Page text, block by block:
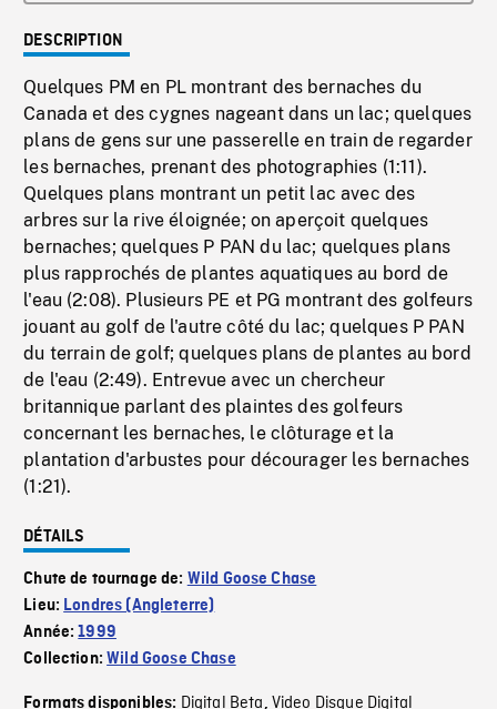
DESCRIPTION
Quelques PM en PL montrant des bernaches du
Canada et des cygnes nageant dans un lac; quelques
plans de gens sur une passerelle en train de regarder
les bernaches, prenant des photographies (1:11).
Quelques plans montrant un petit lac avec des
arbres sur la rive éloignée; on aperçoit quelques
bernaches; quelques P PAN du lac; quelques plans
plus rapprochés de plantes aquatiques au bord de
l'eau (2:08). Plusieurs PE et PG montrant des golfeurs
jouant au golf de l'autre côté du lac; quelques P PAN
du terrain de golf; quelques plans de plantes au bord
de l'eau (2:49). Entrevue avec un chercheur
britannique parlant des plaintes des golfeurs
concernant les bernaches, le clôturage et la
plantation d'arbustes pour décourager les bernaches
(1:21).
DÉTAILS
Chute de tournage de: Wild Goose Chase
Lieu: Londres (Angleterre)
Année:1999
Collection:Wild Goose Chase
Formats disponibles: Digital Beta, Video Disque Digital